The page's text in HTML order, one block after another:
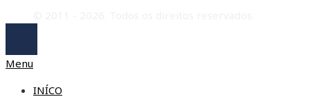
Menu
INÍCO